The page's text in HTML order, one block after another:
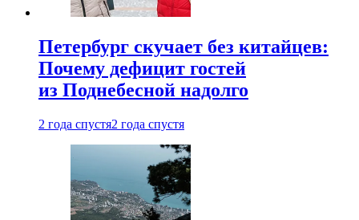
Петербург скучает без китайцев:
Почему дефицит гостей
из Поднебесной надолго
2 года спустя2 года спустя